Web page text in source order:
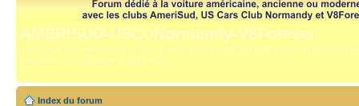
AMERISUD-USCCNormandy-V8Forever
Vous avez une "américaine" ? Bravo, vous avez trouvé "the right place", le forum qui
compétence, reportages et technique.
Index du forum